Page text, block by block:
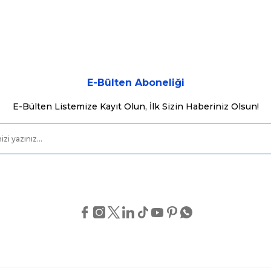
E-Bülten Aboneliği
E-Bülten Listemize Kayıt Olun, İlk Sizin Haberiniz Olsun!